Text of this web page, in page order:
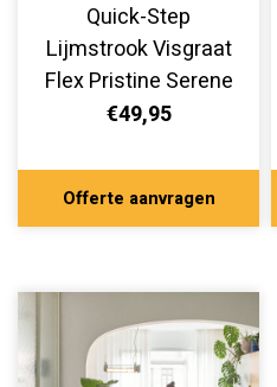
Quick-Step
Lijmstrook Visgraat
Flex Pristine Serene
Eik Licht Naturel
€49,95
Offerte aanvragen